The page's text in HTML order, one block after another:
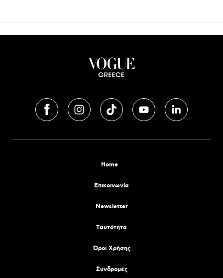
Home
Επικοινωνία
Newsletter
Tαυτότητα
Όροι Χρήσης
Συνδρομές